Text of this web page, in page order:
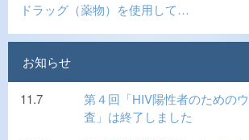
ドラッグ（薬物）を使用して…
お知らせ
11.7
第４回「HIV陽性者のための
査」は終了しました